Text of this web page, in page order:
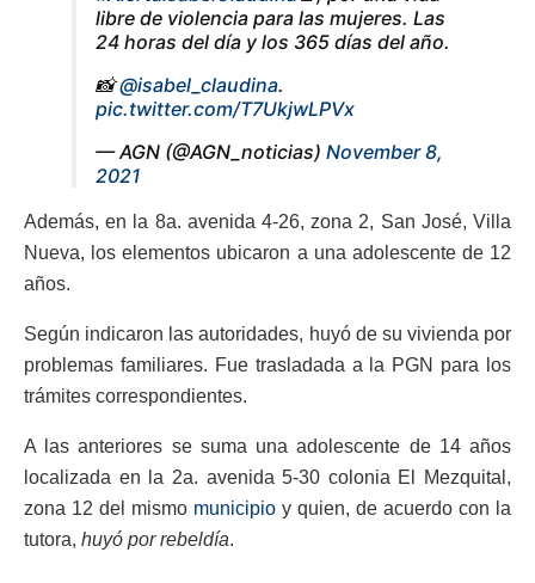
libre de violencia para las mujeres. Las
24 horas del día y los 365 días del año.
📸@isabel_claudina.
pic.twitter.com/T7UkjwLPVx
— AGN (@AGN_noticias) November 8,
2021
Además, en la 8a. avenida 4-26, zona 2, San José, Villa
Nueva, los elementos ubicaron a una adolescente de 12
años.
Según indicaron las autoridades, huyó de su vivienda por
problemas familiares. Fue trasladada a la PGN para los
trámites correspondientes.
A las anteriores se suma una adolescente de 14 años
localizada en la 2a. avenida 5-30 colonia El Mezquital,
zona 12 del mismo municipio y quien, de acuerdo con la
tutora, huyó por rebeldía.